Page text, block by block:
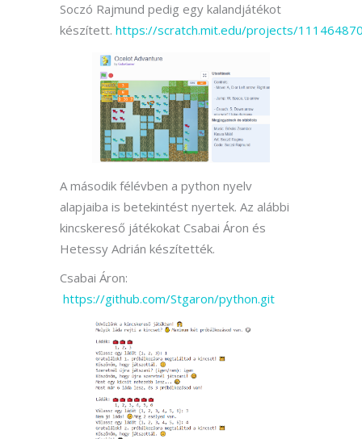
Soczó Rajmund pedig egy kalandjátékot
készített. https://scratch.mit.edu/projects/
A második félévben a python nyelv
alapjaiba is betekintést nyertek. Az alábbi
kincskereső játékokat Csabai Áron és
Hetessy Adrián készítették.
Csabai Áron:
https://github.com/Stgaron/python.git